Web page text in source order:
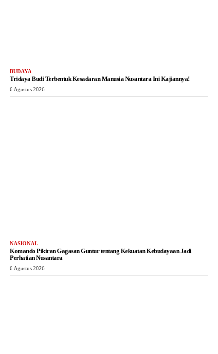
BUDAYA
Tridaya Budi Terbentuk Kesadaran Manusia Nusantara Ini Kajiannya!
6 Agustus 2026
NASIONAL
Komando Pikiran Gagasan Guntur tentang Kekuatan Kebudayaan Jadi
Perhatian Nusantara
6 Agustus 2026